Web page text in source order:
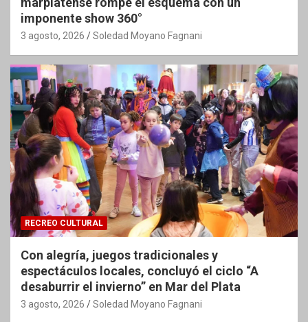
imponente show 360°
3 agosto, 2026 Soledad Moyano Fagnani
RECREO CULTURAL
Con alegría, juegos tradicionales y
espectáculos locales, concluyó el ciclo “A
desaburrir el invierno” en Mar del Plata
3 agosto, 2026 Soledad Moyano Fagnani